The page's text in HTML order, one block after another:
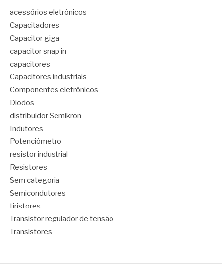
acessórios eletrônicos
Capacitadores
Capacitor giga
capacitor snap in
capacitores
Capacitores industriais
Componentes eletrônicos
Diodos
distribuidor Semikron
Indutores
Potenciômetro
resistor industrial
Resistores
Sem categoria
Semicondutores
tiristores
Transistor regulador de tensão
Transistores